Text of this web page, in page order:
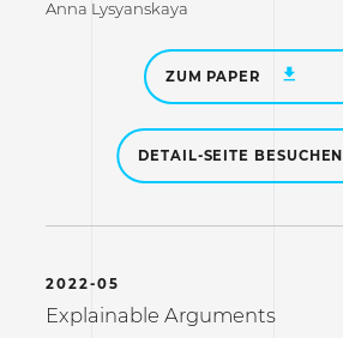
Anna Lysyanskaya
ZUM PAPER
DETAIL-SEITE BESUCHEN
2022-05
Explainable Arguments